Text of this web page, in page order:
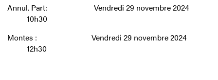
Annul. Part: Vendredi 29 novembre 2024
10h30
Montes : Vendredi 29 novembre 2024
12h30